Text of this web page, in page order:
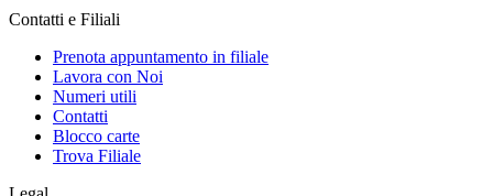
Contatti e Filiali
Prenota appuntamento in filiale
Lavora con Noi
Numeri utili
Contatti
Blocco carte
Trova Filiale